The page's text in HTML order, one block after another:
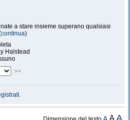
a stare insieme superano qualsiasi
continua)
Halstead
>>
.
AA